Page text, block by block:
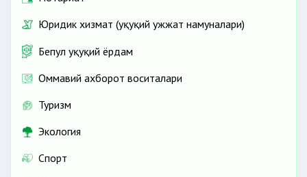
Юридик хизмат (ҳуқуқий ҳужжат намуналари)
Бепул ҳуқуқий ёрдам
Оммавий ахборот воситалари
Туризм
Экология
Спорт